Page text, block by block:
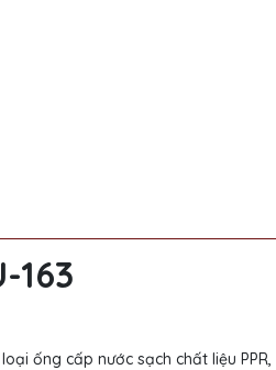
163
ống cấp nước sạch chất liệu PPR,